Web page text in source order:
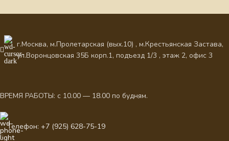
г.Москва, м.Пролетарская (вых.10) , м.Крестьянская Застава,
ул.Воронцовская 35Б корп.1, подъезд 1/3 , этаж 2, офис 3
ВРЕМЯ РАБОТЫ: с 10.00 — 18.00 по будням.
Телефон: +7 (925) 628-75-19